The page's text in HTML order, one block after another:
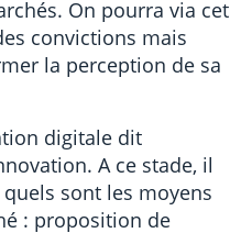
On pourra via cet
convictions mais
la perception de sa
digitale dit
A ce stade, il
sont les moyens
: proposition de